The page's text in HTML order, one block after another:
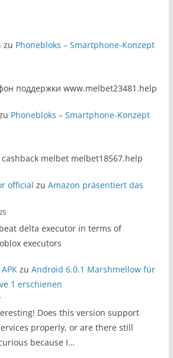
zu Phonebloks – Smartphone-Konzept
поддержки www.melbet23481.help
Phonebloks – Smartphone-Konzept
melbet melbet18567.help
official zuAmazon präsentiert das
delta executor in terms of
executors
zuAndroid 6.0.1 Marshmellow für
1 erschienen
Does this version support
properly, or are there still
because I…